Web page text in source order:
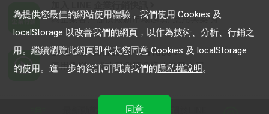
為企業客戶提供最新市場趨勢, 應用與案例
LINE Biz-Solutions YouTube
實用教學、成功案例等多樣化影音內容
服務條款
為提供您最佳的網站使用體驗，我們使用 Cookies 及
localStorage 以改善我們的網頁，以作為技術、分析、行銷之
用。繼續瀏覽此網頁即代表您同意 Cookies 及 localStorage
的使用。進一步的資訊可閱讀我們的隱私權說明。
同意